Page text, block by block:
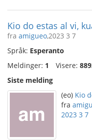
Kio do estas al vi,
fra amigueo,2023 3 7
Språk: Esperanto
Meldinger: 1 Visere:
Siste melding
(eo) Kio
fra
2023 3 7